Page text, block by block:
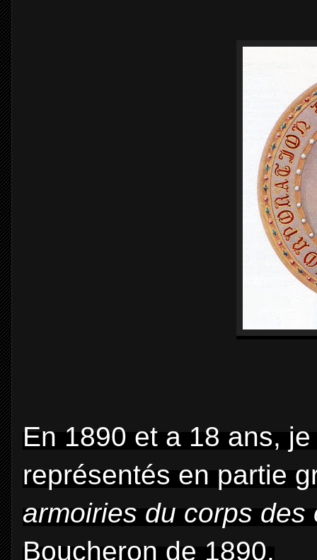
En 1890 et a 18 ans,
représentés en partie
armoiries du corps
Boucheron de 1890.